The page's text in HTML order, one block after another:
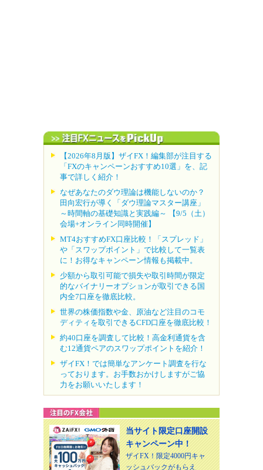
【2026年8月版】ザイFX！編集部が注目する
「FXのキャンペーンおすすめ10選」を、記
事で詳しく紹介！
なぜあなたのダウ理論は機能しないのか？
田向宏行が導く「ダウ理論マスター講座」
～時間軸の基礎知識と実践編～ 【9/5（土）
会場+オンライン同時開催】
MT4おすすめFX口座比較！「スプレッド」
や「スワップポイント」で比較して一覧表
に！お得なキャンペーン情報も掲載中。
少額から取引可能で損失や取引時間が限定
的なバイナリーオプションが取引できる国
内全7口座を徹底比較。
世界の株価指数や金、原油など注目のコモ
ディティを取引できるCFD口座を徹底比較！
約40口座を調査して比較！高金利通貨を含
む12通貨ペアのスワップポイントを紹介！
ザイFX！では簡単なアンケート調査を行な
っております。お手数おかけしますがご協
力をお願いいたします！
当サイト限定口座開設
キャンペーン中！
ザイFX！限定4000円キャ
ッシュバックがもらえ